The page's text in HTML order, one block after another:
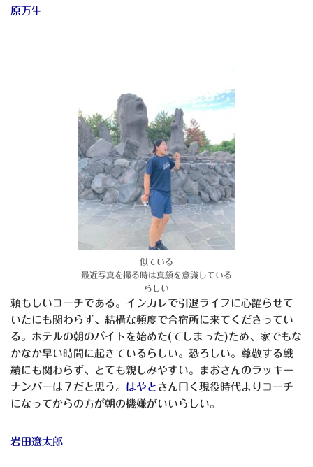
原万生
似ている
最近写真を撮る時は真顔を意識している
らしい
頼もしいコーチである。インカレで引退ライフに心躍らせて
いたにも関わらず、結構な頻度で合宿所に来てくださってい
る。ホテルの朝のバイトを始めた(てしまった)ため、家でもな
かなか早い時間に起きているらしい。恐ろしい。尊敬する戦
績にも関わらず、とても親しみやすい。まおさんのラッキー
ナンバーは７だと思う。 はやと さん曰く現役時代よりコーチ
になってからの方が朝の機嫌がいいらしい。
岩田遼太郎